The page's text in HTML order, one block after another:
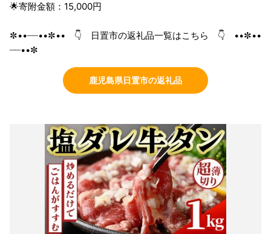
🌟寄附金額：15,000円
✼••┈┈••✼•• 👇 日置市の返礼品一覧はこちら 👇 ••✼••
┈┈••✼
鹿児島県日置市の返礼品